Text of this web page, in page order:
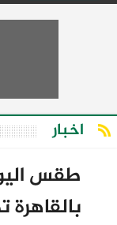
اخبار
طقس
بالقاهرة تصل